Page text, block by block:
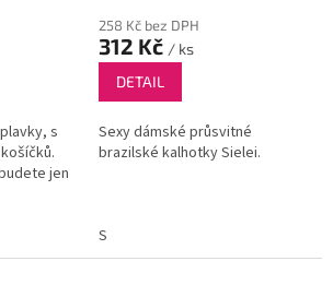
s
jen
258 Kč bez DPH
312 Kč / ks
DETAIL
Sexy dámské průsvitné
brazilské kalhotky Sielei.
S